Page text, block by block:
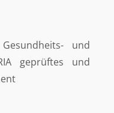
und
geprüftes und